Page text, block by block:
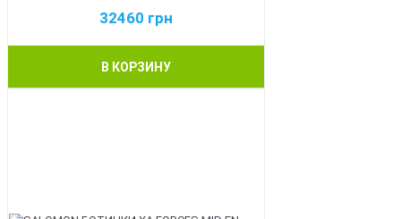
32460 грн
В КОРЗИНУ